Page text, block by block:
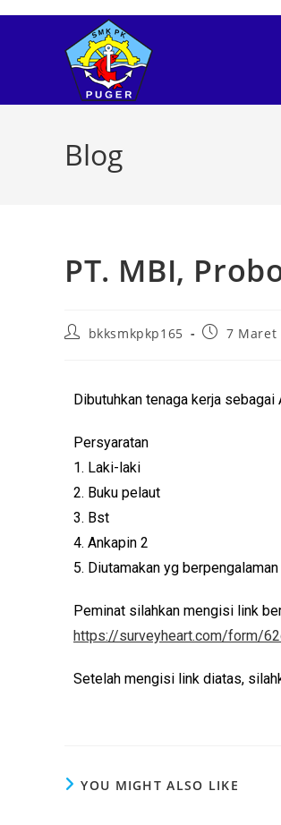
Blog
PT. MBI,
bkksmkpkp165 7 Maret
Dibutuhkan tenaga kerja
Persyaratan
1. Laki-laki
2. Buku pelaut
3. Bst
4. Ankapin 2
5. Diutamakan yg berpengalaman
Peminat silahkan mengisi link
https://surveyheart.com/form/
Setelah mengisi link diatas,
YOU MIGHT ALSO LIKE